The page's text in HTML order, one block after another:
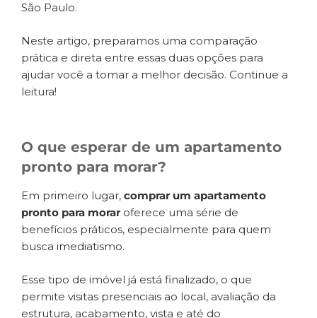
São Paulo.
Neste artigo, preparamos uma comparação
prática e direta entre essas duas opções para
ajudar você a tomar a melhor decisão. Continue a
leitura!
O que esperar de um apartamento
pronto para morar?
Em primeiro lugar, comprar um apartamento
pronto para morar oferece uma série de
benefícios práticos, especialmente para quem
busca imediatismo.
Esse tipo de imóvel já está finalizado, o que
permite visitas presenciais ao local, avaliação da
estrutura, acabamento, vista e até do